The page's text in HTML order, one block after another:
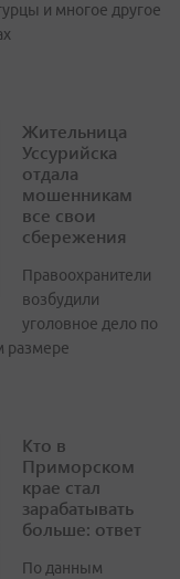
и многое другое
Жительница
Уссурийска
отдала
мошенникам
все свои
сбережения
Правоохранители
возбудили
уголовное дело по
размере
Кто в
Приморском
крае стал
зарабатывать
больше: ответ
По данным